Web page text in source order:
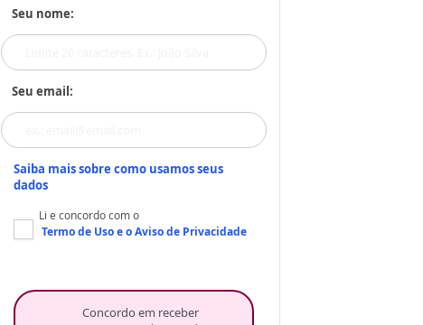
Seu nome:
Seu email:
Saiba mais sobre como usamos seus
dados
Li e concordo com o
Termo de Usoe oAviso de Privacidade
Concordo em receber